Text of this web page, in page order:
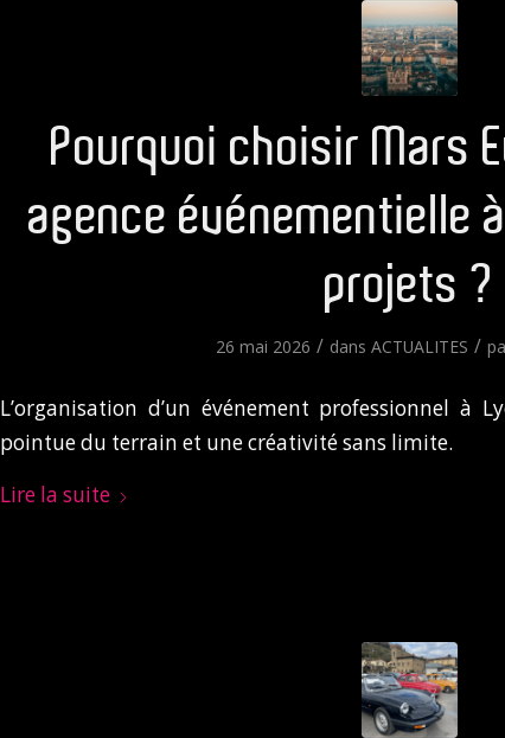
Pourquoi choisir Mars
agence événementielle
projets ?
26 mai 2026 / dans ACTUALITES /
L’organisation d’un événement professionnel à
pointue du terrain et une créativité sans limite.
Lire la suite